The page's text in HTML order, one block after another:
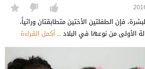
فإن الطفلتين الأختين متطابقتان وراثياً،
الأولى من نوعها في البلاد .. أكمل القراءة